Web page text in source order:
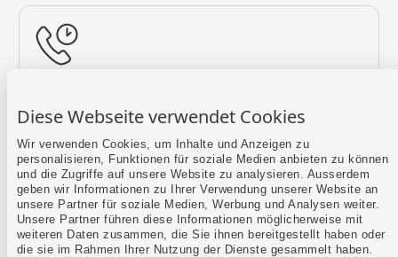
Diese Webseite verwendet Cookies
Wir verwenden Cookies, um Inhalte und Anzeigen zu
personalisieren, Funktionen für soziale Medien anbieten zu können
und die Zugriffe auf unsere Website zu analysieren. Ausserdem
geben wir Informationen zu Ihrer Verwendung unserer Website an
unsere Partner für soziale Medien, Werbung und Analysen weiter.
Unsere Partner führen diese Informationen möglicherweise mit
weiteren Daten zusammen, die Sie ihnen bereitgestellt haben oder
die sie im Rahmen Ihrer Nutzung der Dienste gesammelt haben.
Mehr erfahren